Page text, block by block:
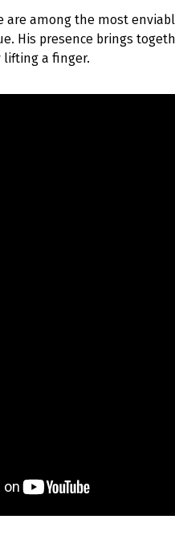
are among the most
His presence brings
lifting a finger.